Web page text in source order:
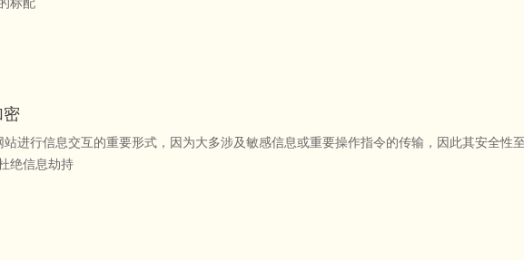
进行信息交互的重要形式，因为大多涉及敏感信息或重要操作指令的传输，因此其安全性
绝信息劫持